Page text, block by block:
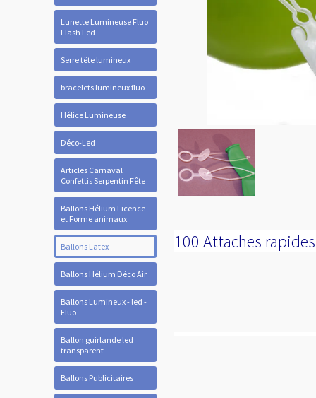
Lunette Lumineuse Fluo
Flash Led
Serre tête lumineux
bracelets lumineux fluo
Hélice Lumineuse
Déco-Led
Articles Carnaval
Confettis Serpentin Fête
Ballons Hélium Licence
et Forme animaux
Ballons Latex
Ballons Hélium Déco Air
Ballons Lumineux - led -
Fluo
Ballon guirlande led
transparent
Ballons Publicitaires
100 Attaches